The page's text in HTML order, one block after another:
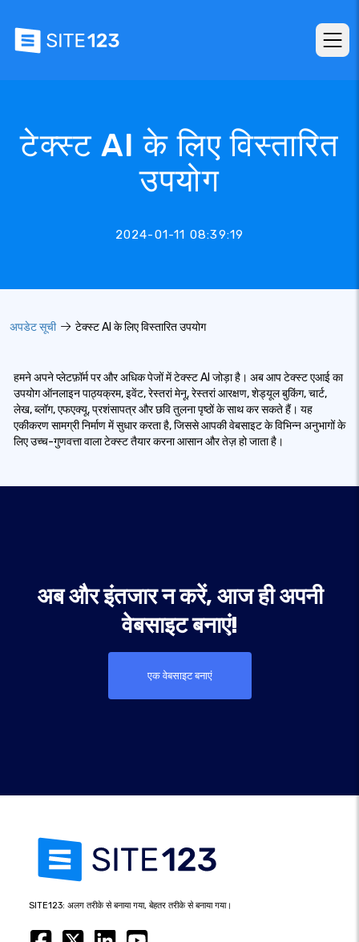
टेक्स्ट AI के लिए विस्तारित
उपयोग
2024-01-11 08:39:19
अपडेट सूची टेक्स्ट AI के लिए विस्तारित उपयोग
हमने अपने प्लेटफ़ॉर्म पर और अधिक पेजों में टेक्स्ट AI जोड़ा है। अब आप टेक्स्ट एआई का
उपयोग ऑनलाइन पाठ्यक्रम, इवेंट, रेस्तरां मेनू, रेस्तरां आरक्षण, शेड्यूल बुकिंग, चार्ट,
लेख, ब्लॉग, एफएक्यू, प्रशंसापत्र और छवि तुलना पृष्ठों के साथ कर सकते हैं। यह
एकीकरण सामग्री निर्माण में सुधार करता है, जिससे आपकी वेबसाइट के विभिन्न अनुभागों के
लिए उच्च-गुणवत्ता वाला टेक्स्ट तैयार करना आसान और तेज़ हो जाता है।
अब और इंतजार न करें, आज ही अपनी
वेबसाइट बनाएं!
एक वेबसाइट बनाएं
SITE123: अलग तरीके से बनाया गया, बेहतर तरीके से बनाया गया।